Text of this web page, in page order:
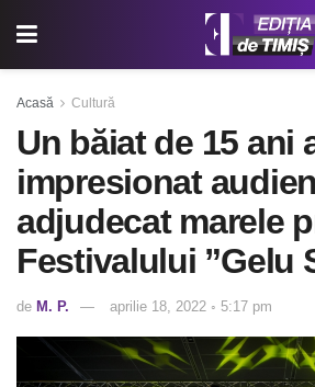
Acasă Cultură
Un băiat de 15 ani
impresionat
adjudecat marele
Festivalului ”Gelu
de M. P. aprilie 18, 2022 ◦ 5:17 pm